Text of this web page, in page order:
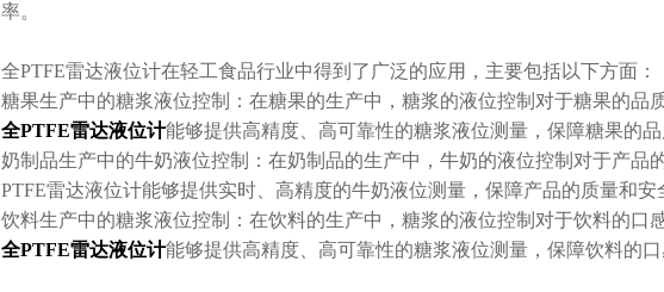
率。
全PTFE雷达液位计在轻工食品行业中得到了广泛的应用，主要包括以下方面：
糖果生产中的糖浆液位控制：在糖果的生产中，糖浆的液位控制对于糖果的品
全PTFE雷达液位计能够提供高精度、高可靠性的糖浆液位测量，保障糖果的品
奶制品生产中的牛奶液位控制：在奶制品的生产中，牛奶的液位控制对于产品
PTFE雷达液位计能够提供实时、高精度的牛奶液位测量，保障产品的质量和安
饮料生产中的糖浆液位控制：在饮料的生产中，糖浆的液位控制对于饮料的口
全PTFE雷达液位计能够提供高精度、高可靠性的糖浆液位测量，保障饮料的口